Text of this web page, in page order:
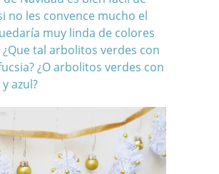
no les convence mucho el
muy linda de colores
tal arbolitos verdes con
¿O arbolitos verdes con
azul?